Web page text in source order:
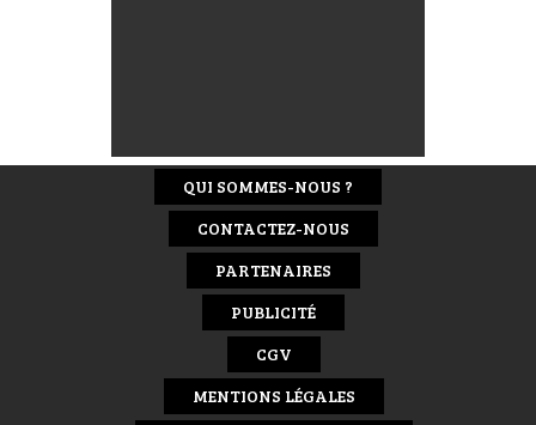
QUI SOMMES-NOUS ?
CONTACTEZ-NOUS
PARTENAIRES
PUBLICITÉ
CGV
MENTIONS LÉGALES